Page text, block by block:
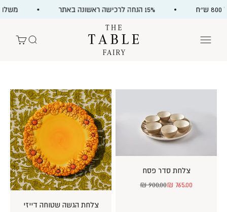
דילוג לתוכן 15% הנחה לרכישה ראשונה באתר משלוח
עגלת קניות
חיפוש
The Table Fairy
תפריט
צלחת סדר פסח
מחיר מבצע
765.00 ₪ מחיר רגיל
900.00 ₪
צלחת הגשה שטוחה דייזי